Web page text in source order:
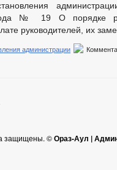
№ 19 О порядке
руководителей, их
администрации
защищены. ©Ораз-Аул |